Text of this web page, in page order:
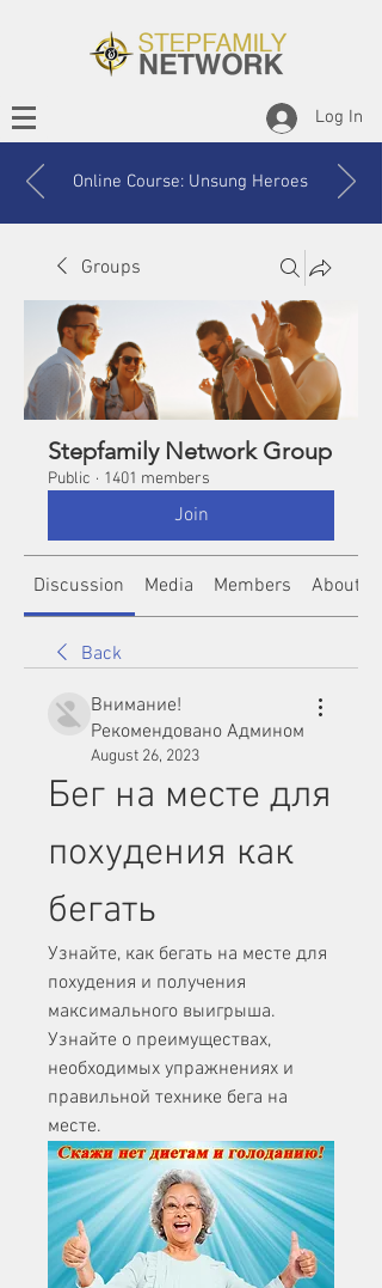
Log In
Online Course: Unsung Heroes
Groups
Stepfamily Network Group
Public · 1401 members
Join
Discussion Media Members About
Back
Внимание!
Рекомендовано Админом
August 26, 2023
Бег на месте для
похудения как
бегать
Узнайте, как бегать на месте для
похудения и получения
максимального выигрыша.
Узнайте о преимуществах,
необходимых упражнениях и
правильной технике бега на
месте.